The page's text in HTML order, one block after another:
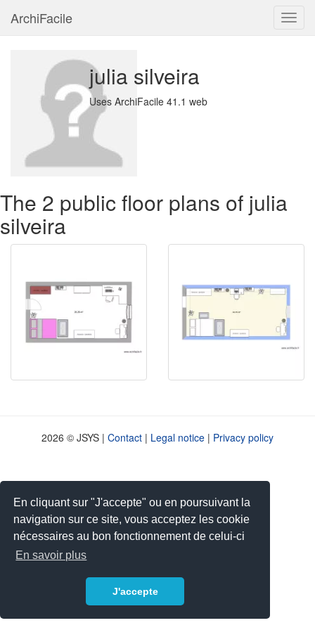
En cliquant sur "J'accepte" ou en poursuivant la
navigation sur ce site, vous acceptez les cookie
nécessaires au bon fonctionnement de celui-ci
En savoir plus
J'accepte
ArchiFacile
julia silveira
Uses ArchiFacile 41.1 web
The 2 public floor plans of julia
silveira
2026 © JSYS | Contact | Legal notice | Privacy policy